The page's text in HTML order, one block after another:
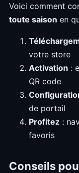
Voici comment
toute saison en
votre store
Activation :
QR code
de portail
Profitez :
favoris
Conseils